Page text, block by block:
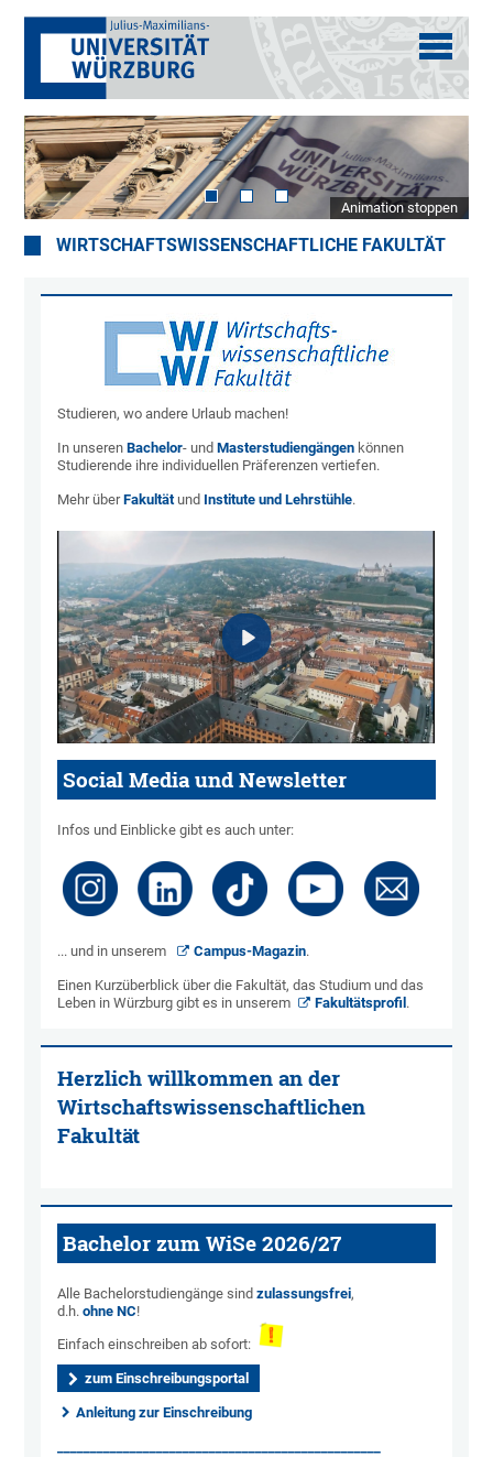
Animation stoppen
WIRTSCHAFTSWISSENSCHAFTLICHE FAKULTÄT
Studieren, wo andere Urlaub machen!
In unserenBachelor- undMasterstudiengängen können
Studierende ihre individuellen Präferenzen vertiefen.
Mehr überFakultätund Institute und Lehrstühle.
Social Media und Newsletter
Infos und Einblicke gibt es auch unter:
... und in unserem Campus-Magazin.
Einen Kurzüberblick über die Fakultät, das Studium und das
Leben in Würzburg gibt es in unserem
Fakultätsprofil .
Herzlich willkommen an der
Wirtschaftswissenschaftlichen
Fakultät
Bachelor zum WiSe 2026/27
Alle Bachelorstudiengänge sindzulassungsfrei,
d.h.ohne NC!
Einfach einschreiben ab sofort:
zum Einschreibungsportal
Anleitung zur Einschreibung